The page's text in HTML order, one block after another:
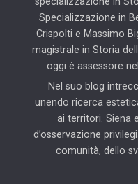
Specializzazione in
Crispolti e Massimo
magistrale in Storia
oggi è assessore
Nel suo blog
unendo ricerca
ai territori. Siena
d’osservazione
comunità, dello